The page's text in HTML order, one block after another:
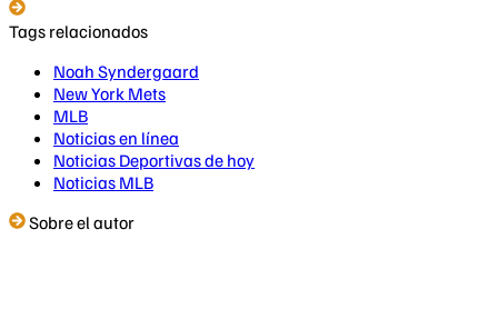
Tags relacionados
Noah Syndergaard
New York Mets
MLB
Noticias en línea
Noticias Deportivas de hoy
Noticias MLB
Sobre el autor